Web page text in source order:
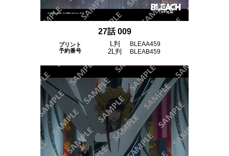
27話 009
プリント
予約番号
L判 BLEAA459
2L判 BLEAB459